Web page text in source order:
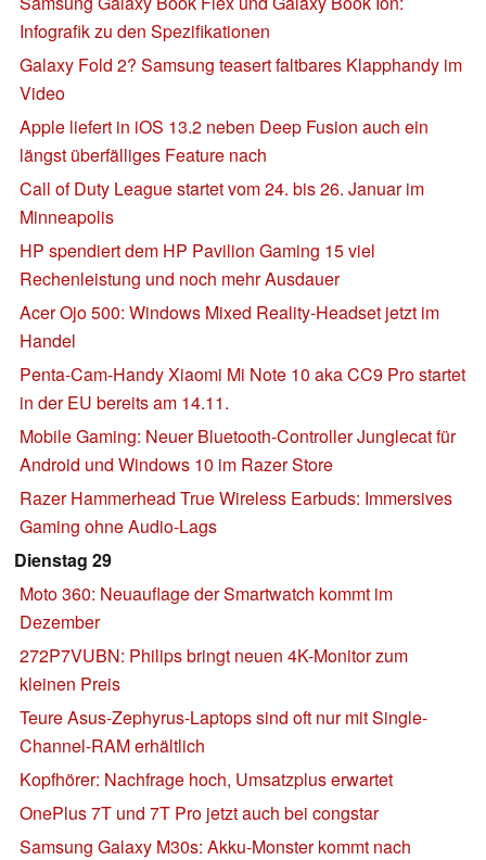
Infografik zu den Spezifikationen
Galaxy Fold 2? Samsung teasert faltbares Klapphandy im
Video
Apple liefert in iOS 13.2 neben Deep Fusion auch ein
längst überfälliges Feature nach
Call of Duty League startet vom 24. bis 26. Januar im
Minneapolis
HP spendiert dem HP Pavilion Gaming 15 viel
Rechenleistung und noch mehr Ausdauer
Acer Ojo 500: Windows Mixed Reality-Headset jetzt im
Handel
Penta-Cam-Handy Xiaomi Mi Note 10 aka CC9 Pro startet
in der EU bereits am 14.11.
Mobile Gaming: Neuer Bluetooth-Controller Junglecat für
Android und Windows 10 im Razer Store
Razer Hammerhead True Wireless Earbuds: Immersives
Gaming ohne Audio-Lags
Dienstag 29
Moto 360: Neuauflage der Smartwatch kommt im
Dezember
272P7VUBN: Philips bringt neuen 4K-Monitor zum
kleinen Preis
Teure Asus-Zephyrus-Laptops sind oft nur mit Single-
Channel-RAM erhältlich
Kopfhörer: Nachfrage hoch, Umsatzplus erwartet
OnePlus 7T und 7T Pro jetzt auch bei congstar
Samsung Galaxy M30s: Akku-Monster kommt nach